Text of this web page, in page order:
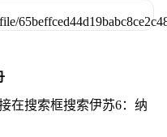
在搜索框搜索伊苏6：纳